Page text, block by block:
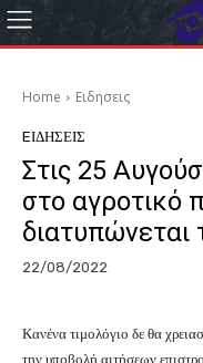
Home Eιδησεις
EΙΔΗΣΕΙΣ
Στις 25
στο αγροτικό
διατυπώνεται
22/08/2022
Κανένα τιμολόγιο δε θα
την υποβολή αιτήσεων